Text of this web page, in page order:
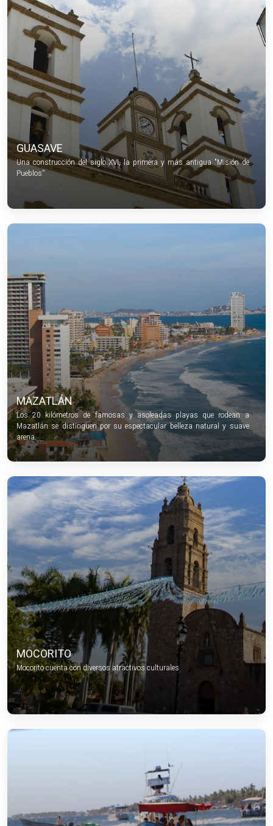
GUASAVE
Una construcción del siglo XVI, la primera y más antigua "Misión de
Pueblos”
MAZATLÁN
Los 20 kilómetros de famosas y asoleadas playas que rodean a
Mazatlán se distinguen por su espectacular belleza natural y suave
arena.
MOCORITO
Mocorito cuenta con diversos atractivos culturales